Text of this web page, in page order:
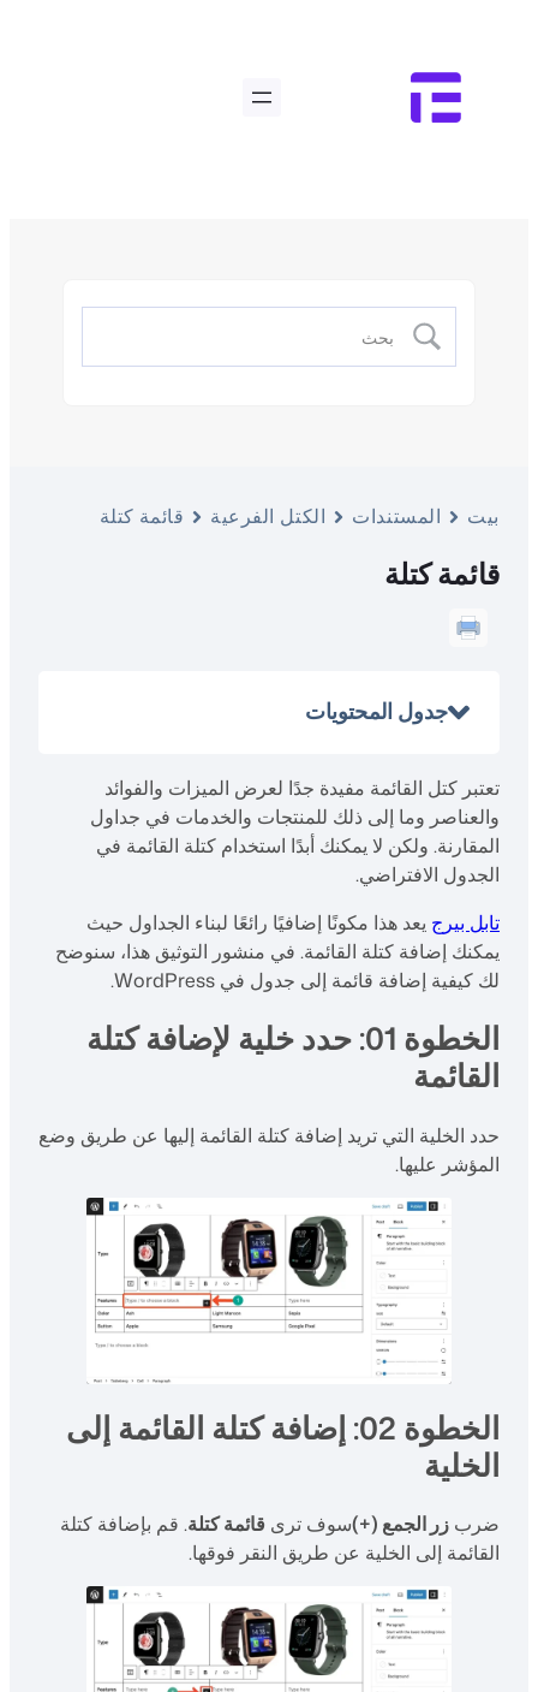
بيت المستندات الكتل الفرعية قائمة كتلة
قائمة كتلة
جدول المحتويات
تعتبر كتل القائمة مفيدة جدًا لعرض الميزات والفوائد
والعناصر وما إلى ذلك للمنتجات والخدمات في جداول
المقارنة. ولكن لا يمكنك أبدًا استخدام كتلة القائمة في
الجدول الافتراضي.
تابل بيرج يعد هذا مكونًا إضافيًا رائعًا لبناء الجداول حيث
يمكنك إضافة كتلة القائمة. في منشور التوثيق هذا، سنوضح
لك كيفية إضافة قائمة إلى جدول في WordPress.
الخطوة 01: حدد خلية لإضافة كتلة
القائمة
حدد الخلية التي تريد إضافة كتلة القائمة إليها عن طريق وضع
المؤشر عليها.
الخطوة 02: إضافة كتلة القائمة إلى
الخلية
ضرب زر الجمع (+)سوف ترى قائمة كتلة. قم بإضافة كتلة
القائمة إلى الخلية عن طريق النقر فوقها.